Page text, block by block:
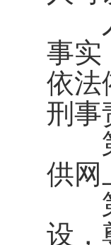
人
事实
依法
刑事
第
供网
第
设，